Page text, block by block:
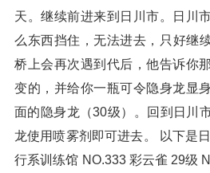
天。继续前进来到日川市。日川
么东西挡住，无法进去，只好继
桥上会再次遇到代后，他告诉你
变的，并给你一瓶可令隐身龙显
面的隐身龙（30级）。回到日川
龙使用喷雾剂即可进去。 以下是
行系训练馆 NO.333 彩云雀 29级